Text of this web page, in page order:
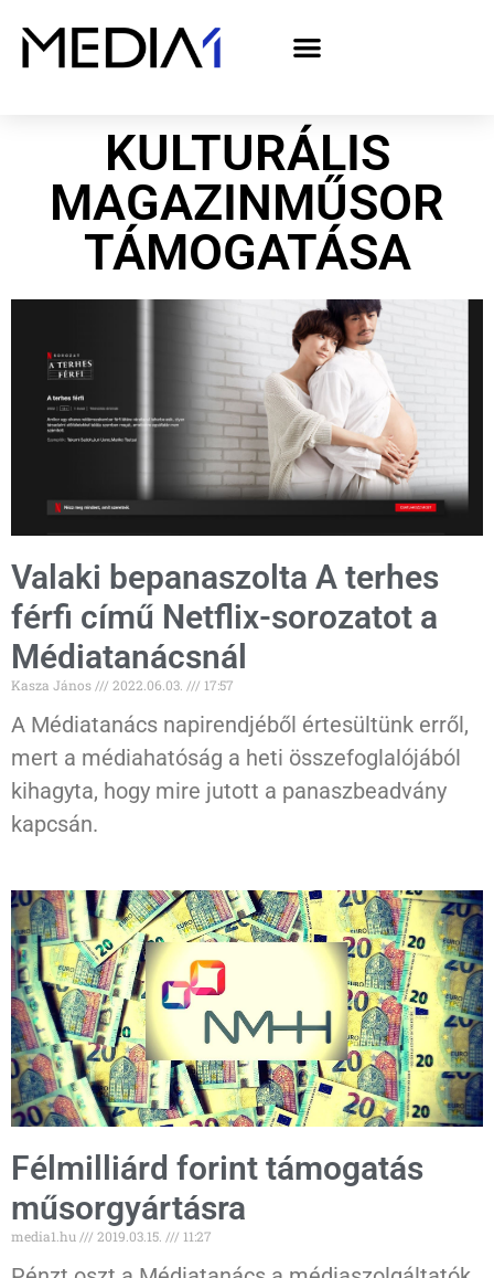
KULTURÁLIS
MAGAZINMŰSOR
TÁMOGATÁSA
Valaki bepanaszolta A terhes
férfi című Netflix-sorozatot a
Médiatanácsnál
Kasza János 2022.06.03. 17:57
A Médiatanács napirendjéből értesültünk erről,
mert a médiahatóság a heti összefoglalójából
kihagyta, hogy mire jutott a panaszbeadvány
kapcsán.
Félmilliárd forint támogatás
műsorgyártásra
media1.hu 2019.03.15. 11:27